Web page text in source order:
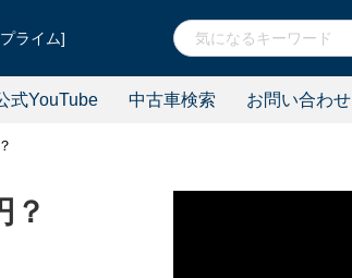
ライム]
式YouTube 中古車検索 お問い合わせ
？